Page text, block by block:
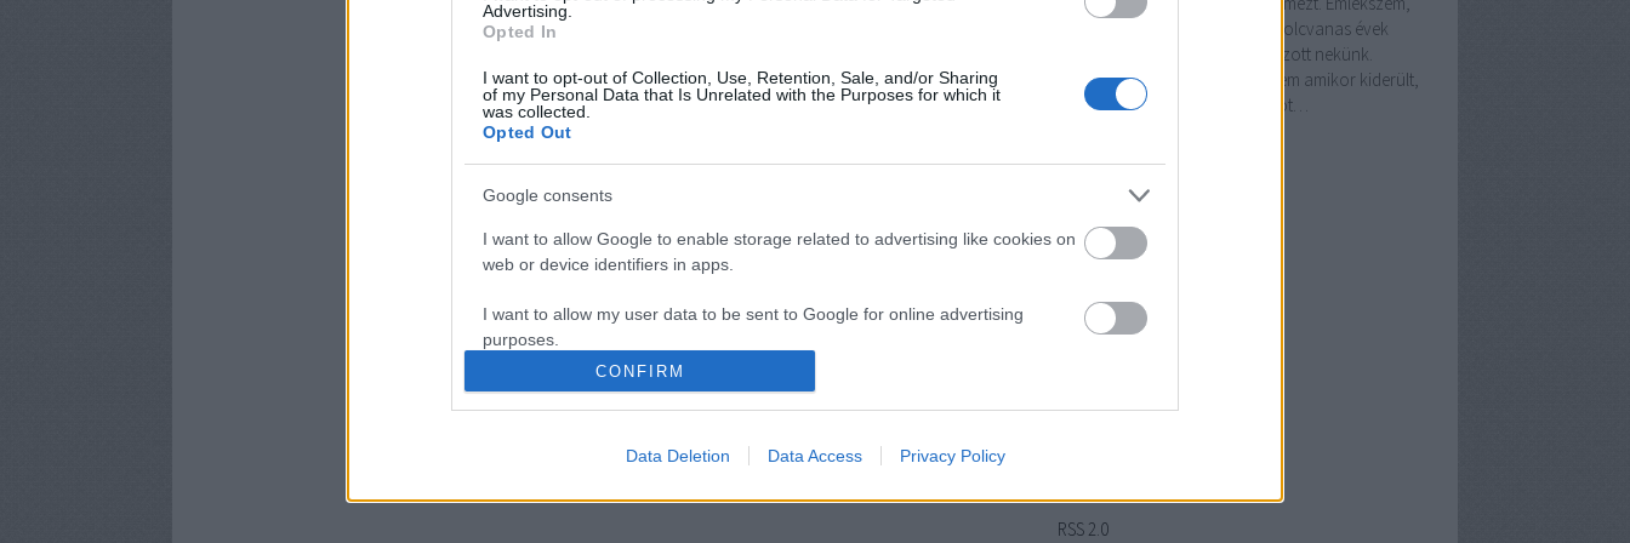
Advertising.
Opted In
I want to opt-out of Collection, Use, Retention, Sale, and/or Sharing
of my Personal Data that Is Unrelated with the Purposes for which it
was collected.
Opted Out
Google consents
I want to allow Google to enable storage related to advertising like cookies on
web or device identifiers in apps.
I want to allow my user data to be sent to Google for online advertising
purposes.
I want to allow Google to send me personalized advertising.
I want to allow Google to enable storage related to analytics like cookies on
I want to allow Google to enable storage related to functionality of the website
CONFIRM
Data Deletion Data Access Privacy Policy
hogy a német Holy Moses a nyolcvanas évek
közepén mekkora sokkot okozott nekünk.
Nemcsak a zenéjük miatt, hanem amikor kiderült,
hogy azt az extrém énekhangot…
Archívum
2025 július(1
2024 április(
2017 február(1)
RSS 2.0